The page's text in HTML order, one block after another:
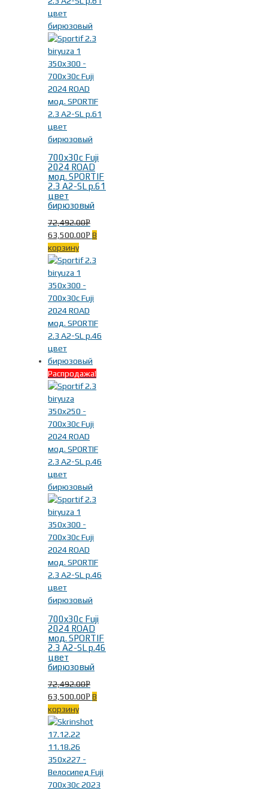
700x30c Fuji
2024 ROAD
мод. SPORTIF
2.3 A2-SL р.61
цвет
бирюзовый
72,492.00Р
63,500.00Р В
корзину
Распродажа!
700x30c Fuji
2024 ROAD
мод. SPORTIF
2.3 A2-SL р.46
цвет
бирюзовый
72,492.00Р
63,500.00Р В
корзину